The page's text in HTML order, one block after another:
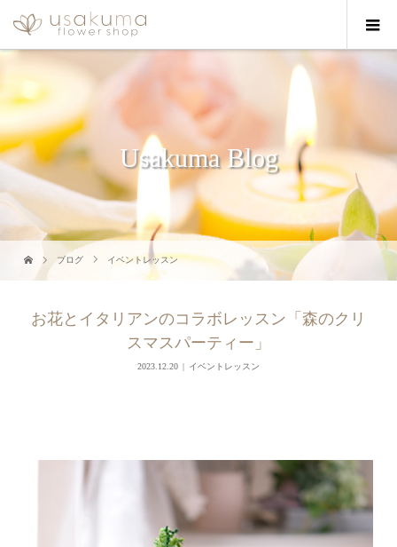
Usakuma Blog
ブログ イベントレッスン
お花とイタリアンのコラボレッスン「森のクリ
スマスパーティー」
2023.12.20 イベントレッスン